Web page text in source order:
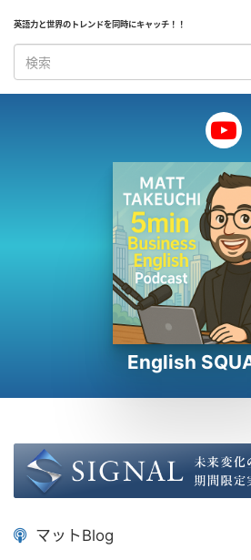
英語力と世界のトレンドを同時にキャッチ！！
English
マットBlog